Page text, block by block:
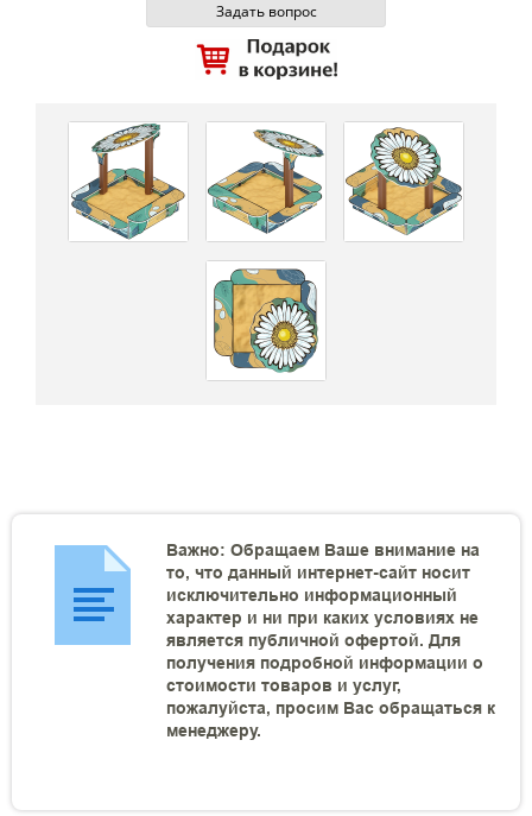
Задать вопрос
Важно: Обращаем Ваше внимание на
то, что данный интернет-сайт носит
исключительно информационный
характер и ни при каких условиях не
является публичной офертой. Для
получения подробной информации о
стоимости товаров и услуг,
пожалуйста, просим Вас обращаться к
менеджеру.